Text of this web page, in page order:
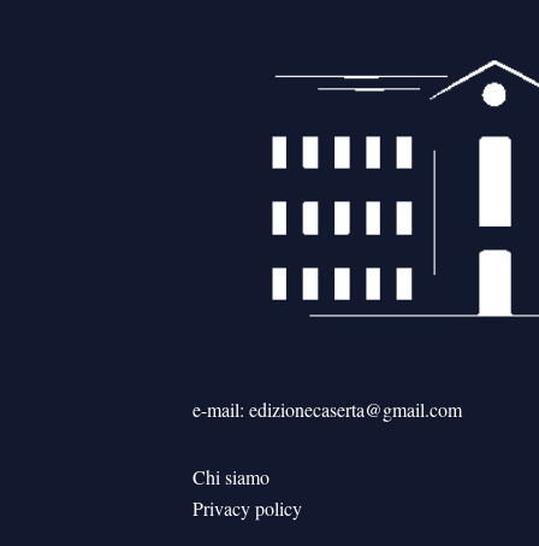
e-mail: edizionecaserta@gmail.com
Chi siamo
Privacy policy